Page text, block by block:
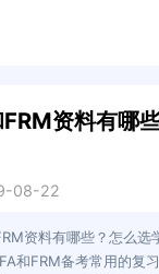
资料有哪
08-22
资料有哪些？怎么选
和FRM备考常用的复